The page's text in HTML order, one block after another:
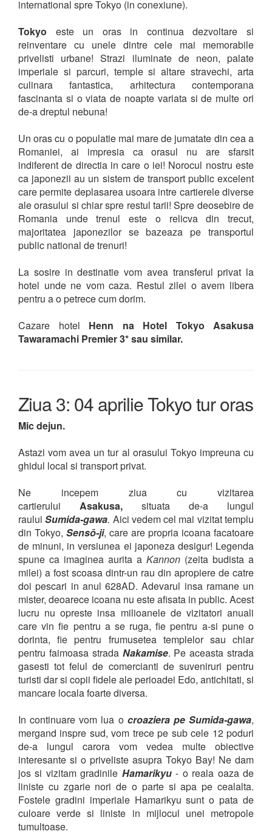
international spre Tokyo (in conexiune).
Tokyo este un oras in continua dezvoltare si
reinventare cu unele dintre cele mai memorabile
privelisti urbane! Strazi iluminate de neon, palate
imperiale si parcuri, temple si altare stravechi, arta
culinara fantastica, arhitectura contemporana
fascinanta si o viata de noapte variata si de multe ori
de-a dreptul nebuna!
Un oras cu o populatie mai mare de jumatate din cea a
Romaniei, ai impresia ca orasul nu are sfarsit
indiferent de directia in care o iei! Norocul nostru este
ca japonezii au un sistem de transport public excelent
care permite deplasarea usoara intre cartierele diverse
ale orasului si chiar spre restul tarii! Spre deosebire de
Romania unde trenul este o relicva din trecut,
majoritatea japonezilor se bazeaza pe transportul
public national de trenuri!
La sosire in destinatie vom avea transferul privat la
hotel unde ne vom caza. Restul zilei o avem libera
pentru a o petrece cum dorim.
Cazare hotel Henn na Hotel Tokyo Asakusa
Tawaramachi Premier 3* sau similar.
Ziua 3: 04 aprilie Tokyo tur oras
Mic dejun.
Astazi vom avea un tur al orasului Tokyo impreuna cu
ghidul local si transport privat.
Ne incepem ziua cu vizitarea
cartierului Asakusa, situata de-a lungul
rauluiSumida-gawa. Aici vedem cel mai vizitat templu
din Tokyo, Sensō-ji, care are propria icoana facatoare
de minuni, in versiunea ei japoneza desigur! Legenda
spune ca imaginea aurita a Kannon (zeita budista a
milei) a fost scoasa dintr-un rau din apropiere de catre
doi pescari in anul 628AD. Adevarul insa ramane un
mister, deoarece icoana nu este afisata in public. Acest
lucru nu opreste insa milioanele de vizitatori anuali
care vin fie pentru a se ruga, fie pentru a-si pune o
dorinta, fie pentru frumusetea templelor sau chiar
pentru faimoasa strada Nakamise. Pe aceasta strada
gasesti tot felul de comercianti de suveniruri pentru
turisti dar si copii fidele ale perioadei Edo, antichitati, si
mancare locala foarte diversa.
In continuare vom lua o croaziera pe Sumida-gawa,
mergand inspre sud, vom trece pe sub cele 12 poduri
de-a lungul carora vom vedea multe obiective
interesante si o priveliste asupra Tokyo Bay! Ne dam
jos si vizitam gradinile Hamarikyu- o reala oaza de
liniste cu zgarie nori de o parte si apa pe cealalta.
Fostele gradini imperiale Hamarikyu sunt o pata de
culoare verde si liniste in mijlocul unei metropole
tumultoase.